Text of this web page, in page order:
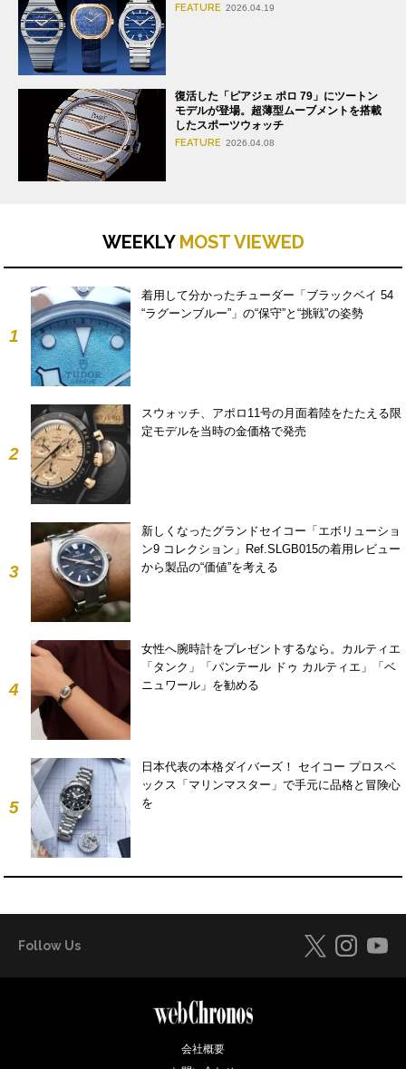
FEATURE 2026.04.19
復活した「ピアジェ ポロ 79」にツートン
モデルが登場。超薄型ムーブメントを搭載
したスポーツウォッチ
FEATURE 2026.04.08
WEEKLY MOST VIEWED
1
着用して分かったチューダー「ブラックベイ 54
“ラグーンブルー”」の“保守”と“挑戦”の姿勢
2
スウォッチ、アポロ11号の月面着陸をたたえる限
定モデルを当時の金価格で発売
3
新しくなったグランドセイコー「エボリューショ
ン9 コレクション」Ref.SLGB015の着用レビュー
から製品の“価値”を考える
4
女性へ腕時計をプレゼントするなら。カルティエ
「タンク」「パンテール ドゥ カルティエ」「ベ
ニュワール」を勧める
5
日本代表の本格ダイバーズ！ セイコー プロスペ
ックス「マリンマスター」で手元に品格と冒険心
を
Follow Us
会社概要